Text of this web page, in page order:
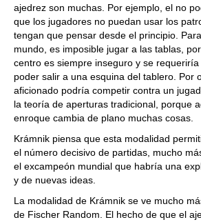
ajedrez son muchas. Por ejemplo, el no
que los jugadores no puedan usar los
tengan que pensar desde el principio.
mundo, es imposible jugar a las tablas,
centro es siempre inseguro y se
poder salir a una esquina del tablero. Por
aficionado podría competir contra un
la teoría de aperturas tradicional, porque
enroque cambia de plano muchas cosas.
Krámnik piensa que esta modalidad
el número decisivo de partidas, mucho
el excampeón mundial que habría una
y de nuevas ideas.
La modalidad de Krámnik se ve mucho
de Fischer Random. El hecho de que el